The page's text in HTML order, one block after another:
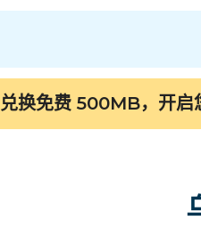
J - O P - S
阿尔及利亚
J - O P - S
中国
兑换免费 500MB，开启